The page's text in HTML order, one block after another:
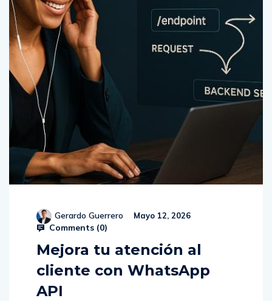
Gerardo Guerrero Mayo 12, 2026
Comments (0)
Mejora tu atención al
cliente con WhatsApp
API